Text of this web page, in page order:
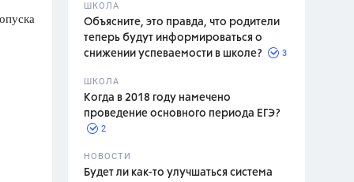
Л.С.,
ШКОЛА
Объясните, это правда, что родители
теперь будут информироваться о
снижении успеваемости в школе?
3
ШКОЛА
Когда в 2018 году намечено
проведение основного периода ЕГЭ?
2
НОВОСТИ
Будет ли как-то улучшаться система